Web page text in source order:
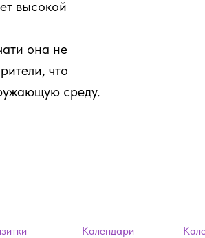
высокой
она не
что
среду.
Календари